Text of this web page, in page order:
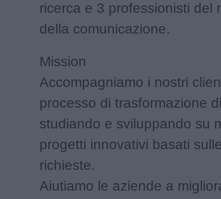
ricerca e 3 professionisti del
della comunicazione.
Mission
Accompagniamo i nostri
processo di trasformazione
studiando e sviluppando su
progetti innovativi basati
richieste.
Aiutiamo le aziende a